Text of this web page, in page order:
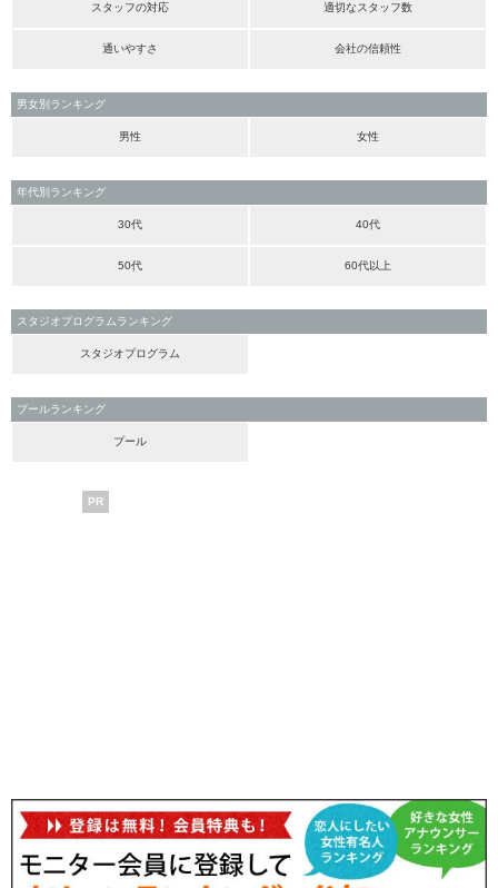
スタッフの対応 適切なスタッフ数
通いやすさ 会社の信頼性
男女別ランキング
男性 女性
年代別ランキング
30代 40代
50代 60代以上
スタジオプログラムランキング
スタジオプログラム
プールランキング
プール
PR